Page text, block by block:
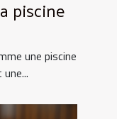
piscine
une piscine